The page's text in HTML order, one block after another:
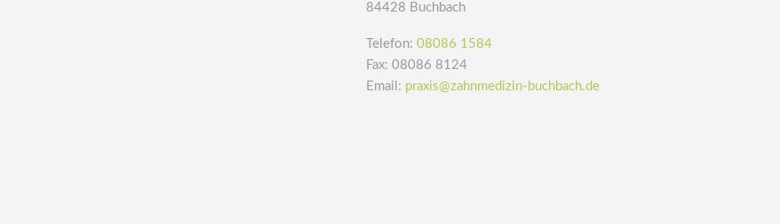
84428 Buchbach
Telefon: 08086 1584
Fax: 08086 8124
Email: praxis@zahnmedizin-buchbach.de